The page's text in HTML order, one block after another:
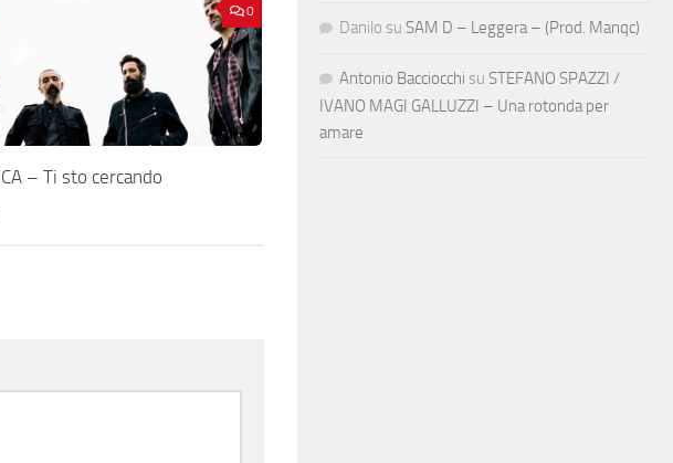
0
– Ti sto cercando
Danilo su SAM D – Leggera – (Prod. Manqc)
Antonio Bacciocchi su STEFANO SPAZZI /
IVANO MAGI GALLUZZI – Una rotonda per
amare